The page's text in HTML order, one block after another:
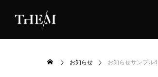
お知らせ お知らせサンプル4